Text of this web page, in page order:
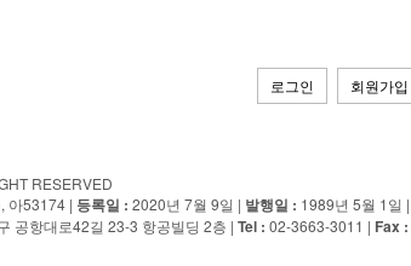
로그인 회원가입
RESERVED
아53174 | 등록일 : 2020년 7월 9일 | 발행일 : 1989년 5월 1일 |
공항대로42길 23-3 항공빌딩 2층 | Tel : 02-3663-3011 | Fax :